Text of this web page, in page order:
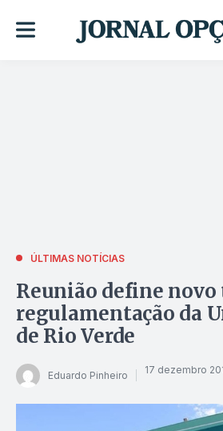
ÚLTIMAS NOTÍCIAS
Reunião define
regulamentação da
de Rio Verde
Eduardo Pinheiro 17 dezembro